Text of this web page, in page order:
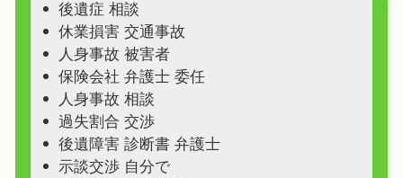
後遺症 相談
休業損害 交通事故
人身事故 被害者
保険会社 弁護士 委任
人身事故 相談
過失割合 交渉
後遺障害 診断書 弁護士
示談交渉 自分で